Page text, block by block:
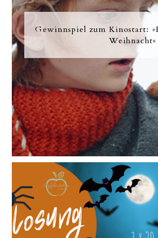
Gewinnspiel zum Kinostart:
Weihnacht«